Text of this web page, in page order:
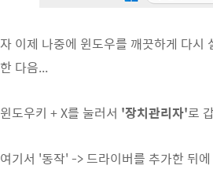
자 이제 나중에 윈도우를 깨끗하게 다시
한 다음...
윈도우키 + X를 눌러서 '장치관리자'로
여기서 '동작' -> 드라이버를 추가한 뒤